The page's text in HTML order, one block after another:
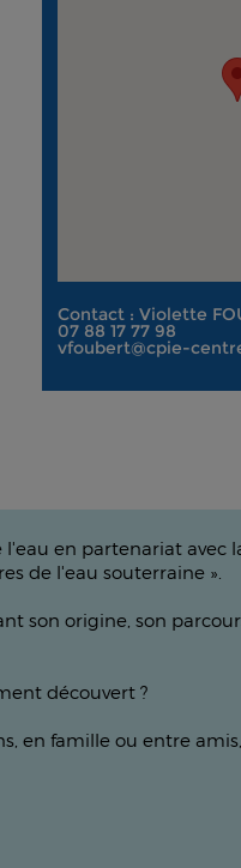
Contact : Violette
07 88 17 77 98
vfoubert@cpie-
l'eau en partenariat avec
de l'eau souterraine ».
son origine, son
découvert ?
en famille ou entre